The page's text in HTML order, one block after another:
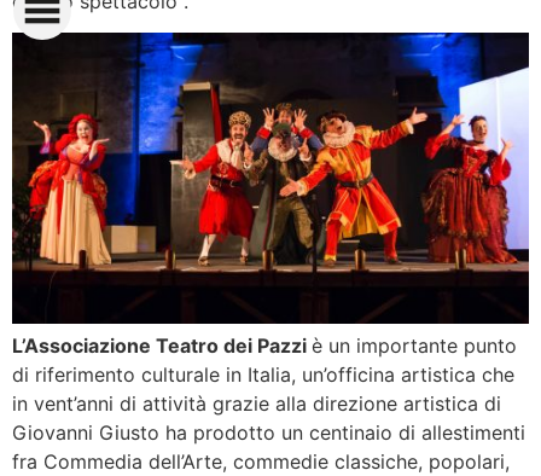
L’Associazione Teatro dei Pazzi è un importante punto
di riferimento culturale in Italia, un’officina artistica che
in vent’anni di attività grazie alla direzione artistica di
Giovanni Giusto ha prodotto un centinaio di allestimenti
fra Commedia dell’Arte, commedie classiche, popolari,